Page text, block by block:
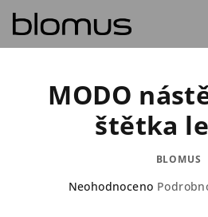
obsah
MODO
štětka
BLOMUS
Průměrné
Neohodnoceno